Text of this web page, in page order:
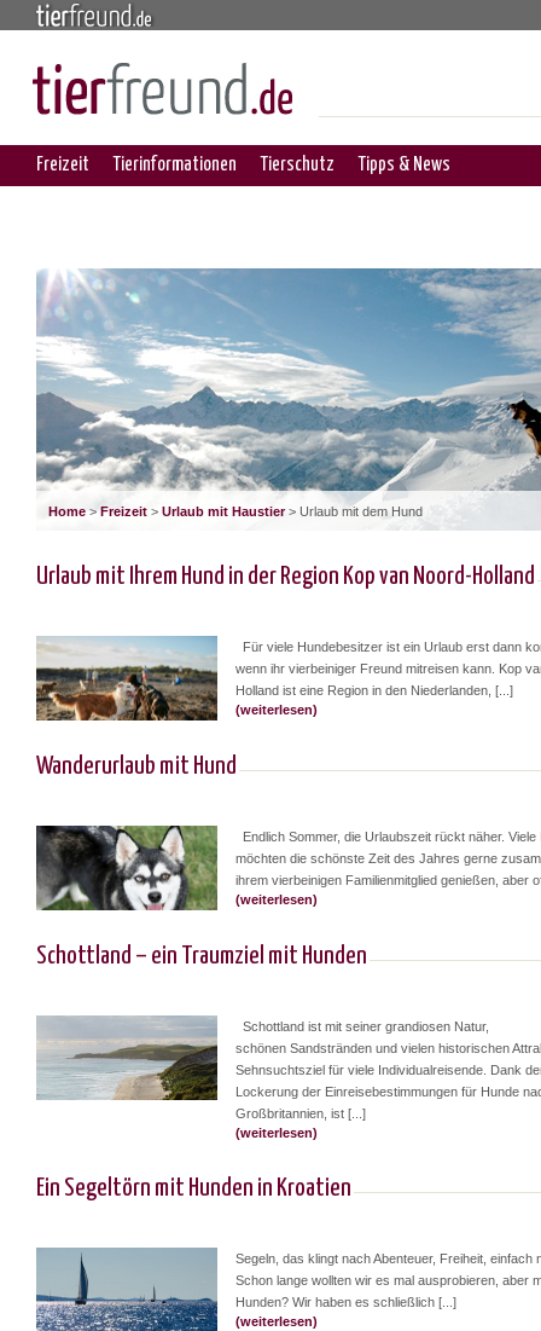
Freizeit Tierinformationen Tierschutz Tipps & News
Home >Freizeit > Urlaub mit Haustier> Urlaub mit dem Hund
Urlaub mit Ihrem Hund in der Region Kop van Noord-Holland
Für viele Hundebesitzer ist ein Urlaub erst dann
wenn ihr vierbeiniger Freund mitreisen kann. Kop
Holland ist eine Region in den Niederlanden, [...]
(weiterlesen)
Wanderurlaub mit Hund
Endlich Sommer, die Urlaubszeit rückt näher. Viele
möchten die schönste Zeit des Jahres gerne
ihrem vierbeinigen Familienmitglied genießen, aber
(weiterlesen)
Schottland – ein Traumziel mit Hunden
Schottland ist mit seiner grandiosen Natur,
schönen Sandstränden und vielen historischen
Sehnsuchtsziel für viele Individualreisende. Dank
Lockerung der Einreisebestimmungen für Hunde
Großbritannien, ist [...]
(weiterlesen)
Ein Segeltörn mit Hunden in Kroatien
Segeln, das klingt nach Abenteuer, Freiheit, einfach
Schon lange wollten wir es mal ausprobieren, aber
Hunden? Wir haben es schließlich [...]
(weiterlesen)